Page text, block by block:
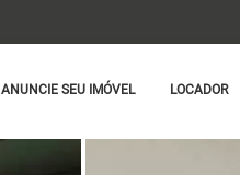
ANUNCIE SEU IMÓVEL LOCADOR